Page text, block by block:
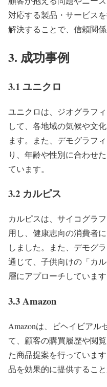
対応する製品・サービス
解決することで、信頼関
3. 成功事例
3.1 ユニクロ
ユニクロは、ジオグラフ
して、各地域の気候や文
ます。また、デモグラフ
り、年齢や性別に合わせ
ています。
3.2 カルピス
カルピスは、サイコグラ
用し、健康志向の消費者
しました。また、デモグ
通じて、子供向けの「カ
層にアプローチしています
3.3 Amazon
Amazonは、ビヘイビアル
て、顧客の購買履歴や閲
た商品提案を行っていま
品を効果的に提供すること